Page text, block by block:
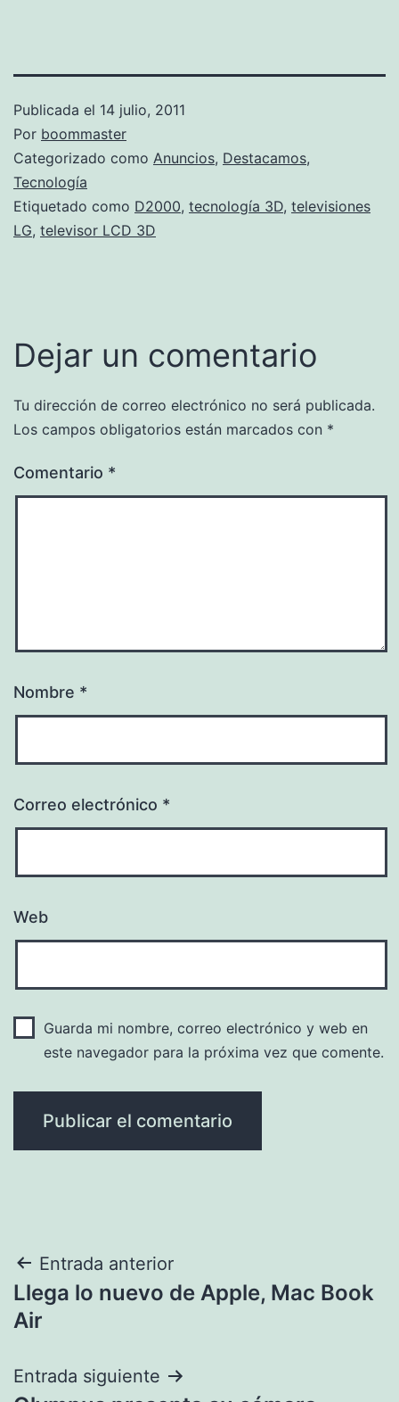
Publicada el 14 julio, 2011
Por boommaster
Categorizado como Anuncios, Destacamos,
Tecnología
Etiquetado como D2000, tecnología 3D, televisiones
LG, televisor LCD 3D
Dejar un comentario
Tu dirección de correo electrónico no será publicada.
Los campos obligatorios están marcados con *
Comentario *
Nombre *
Correo electrónico *
Web
Guarda mi nombre, correo electrónico y web en
este navegador para la próxima vez que comente.
Navegación
de
Entrada anterior
Llega lo nuevo de Apple, Mac Book
Air
Entrada siguiente